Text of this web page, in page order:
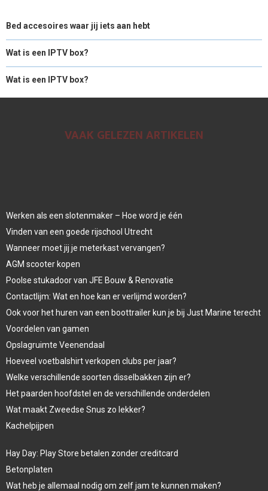
Bed accesoires waar jij iets aan hebt
Wat is een IPTV box?
Wat is een IPTV box?
VAAK GELEZEN ARTIKELEN
Werken als een slotenmaker – Hoe word je één
Vinden van een goede rijschool Utrecht
Wanneer moet jij je meterkast vervangen?
AGM scooter kopen
Poolse stukadoor van JFE Bouw & Renovatie
Contactlijm: Wat en hoe kan er verlijmd worden?
Ook voor het huren van een boottrailer kun je bij Just Marine terecht
Voordelen van gamen
Opslagruimte Veenendaal
Hoeveel voetbalshirt verkopen clubs per jaar?
Welke verschillende soorten disselbakken zijn er?
Het paarden hoofdstel en de verschillende onderdelen
Wat maakt Zweedse Snus zo lekker?
Kachelpijpen
Hay Day: Play Store betalen zonder creditcard
Betonplaten
Wat heb je allemaal nodig om zelf jam te kunnen maken?